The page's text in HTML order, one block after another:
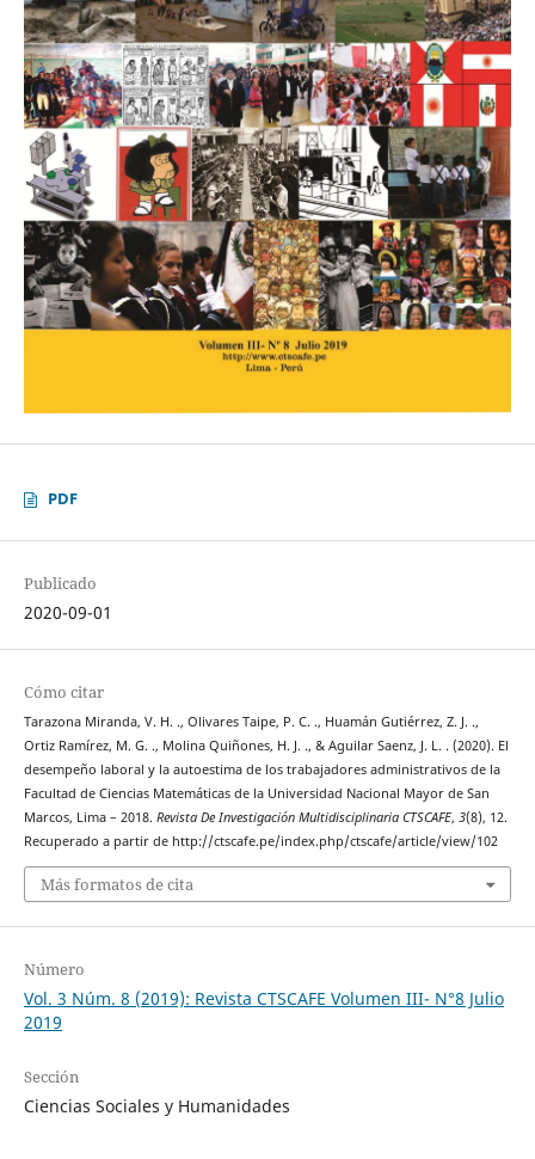
PDF
Publicado
2020-09-01
Cómo citar
Tarazona Miranda, V. H. ., Olivares Taipe, P. C. ., Huamán Gutiérrez, Z. J. .,
Ortiz Ramírez, M. G. ., Molina Quiñones, H. J. ., & Aguilar Saenz, J. L. . (2020). El
desempeño laboral y la autoestima de los trabajadores administrativos de la
Facultad de Ciencias Matemáticas de la Universidad Nacional Mayor de San
Marcos, Lima – 2018. Revista De Investigación Multidisciplinaria CTSCAFE, 3(8), 12.
Recuperado a partir de http://ctscafe.pe/index.php/ctscafe/article/view/102
Más formatos de cita
Número
Vol. 3 Núm. 8 (2019): Revista CTSCAFE Volumen III- N°8 Julio
2019
Sección
Ciencias Sociales y Humanidades